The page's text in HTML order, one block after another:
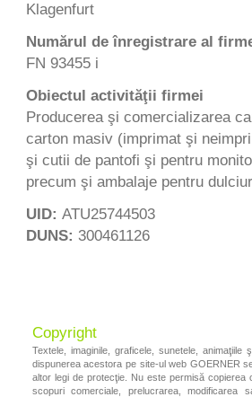
Klagenfurt
Numărul de înregistrare al
FN 93455 i
Obiectul activităţii firmei
Producerea şi comercializarea
carton masiv (imprimat şi
şi cutii de pantofi şi pentru
precum şi ambalaje pentru
UID:ATU25744503
DUNS: 300461126
Copyright
Textele, imaginile, graficele, sunetele, animaţiile
dispunerea acestora pe site-ul web GOERNER
altor legi de protecţie. Nu este permisă copierea
scopuri comerciale, prelucrarea, modificarea